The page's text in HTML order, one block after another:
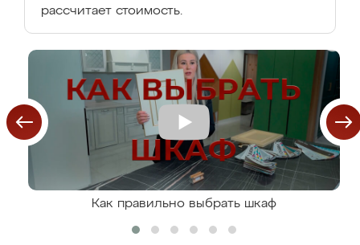
рассчитает стоимость.
Как правильно выбрать шкаф